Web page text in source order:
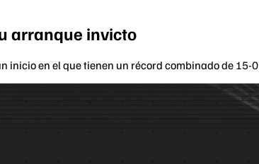
arranque invicto
inicio en el que tienen un récord combinado de 15-0